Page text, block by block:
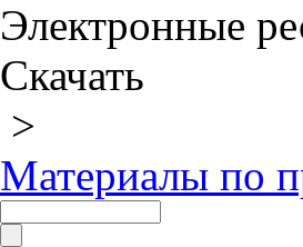
Электронные
Скачать
>
Материалы по